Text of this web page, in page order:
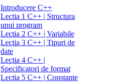
Introducere C++
Lectia 1 C++ | Structura
unui program
Lectia 2 C++ | Variabile
Lectia 3 C++ | Tipuri de
date
Lectia 4 C++ |
Specificatori de format
Lectia 5 C++ | Constante